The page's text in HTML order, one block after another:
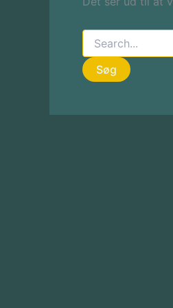
Søg
efter: